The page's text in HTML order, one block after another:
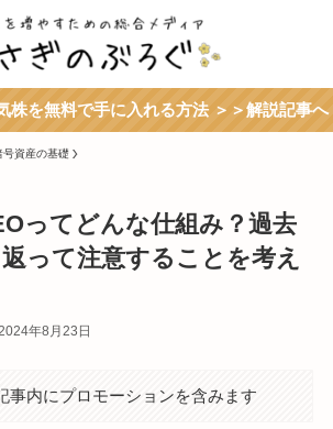
株を無料で手に入れる方法 ＞＞解説記事へ
号資産の基礎
ってどんな仕組み？過去
って注意することを考え
年8月23日
事内にプロモーションを含みます